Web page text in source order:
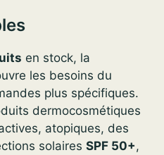
en stock, la
les besoins du
plus spécifiques.
dermocosmétiques
atopiques, des
solaires SPF 50+,